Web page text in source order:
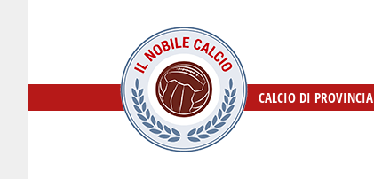
CALCIO DI PROVINCIA
CALCIO DI PROVINCIA